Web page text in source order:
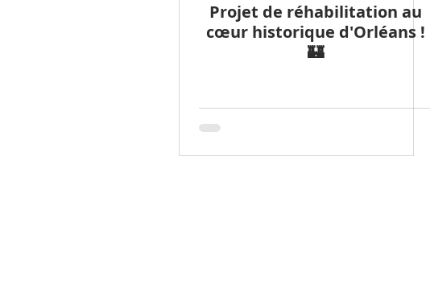
Projet de réhabilitation au
cœur historique d'Orléans !
🏰